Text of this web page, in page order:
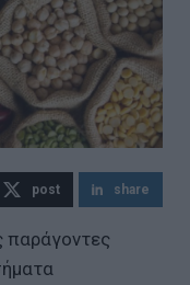
post share
παράγοντες